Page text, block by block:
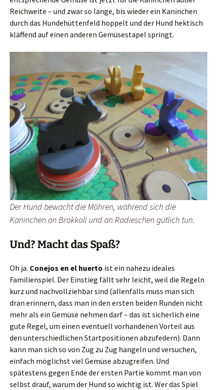
Reichweite – und zwar so lange, bis wieder ein Kaninchen
durch das Hundehüttenfeld hoppelt und der Hund hektisch
kläffend auf einen anderen Gemüsestapel springt.
Der Hund bewacht die Möhren, während sich die
Kaninchen an Brokkoli und an Radieschen gütlich tun.
Und? Macht das Spaß?
Oh ja. Conejos en el huerto ist ein nahezu ideales
Familienspiel. Der Einstieg fällt sehr leicht, weil die Regeln
kurz und nachvollziehbar sind (allenfalls muss man sich
dran erinnern, dass man in den ersten beiden Runden nicht
mehr als ein Gemüse nehmen darf – das ist sicherlich eine
gute Regel, um einen eventuell vorhandenen Vorteil aus
den unterschiedlichen Startpositionen abzufedern). Dann
kann man sich so von Zug zu Zug hangeln und versuchen,
einfach möglichst viel Gemüse abzugreifen. Und
spätestens gegen Ende der ersten Partie kommt man von
selbst drauf, warum der Hund so wichtig ist. Wer das Spiel